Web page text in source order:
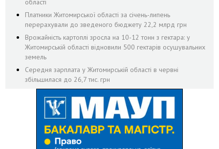
області
Платники Житомирської області за січень-липень
перерахували до зведеного бюджету 22,2 млрд грн
Врожайність картоплі зросла на 10-12 тонн з гектара: у
Житомирській області відновили 500 гектарів осушувальних
земель
Середня зарплата у Житомирській області в червні
збільшилася до 26,7 тис. грн